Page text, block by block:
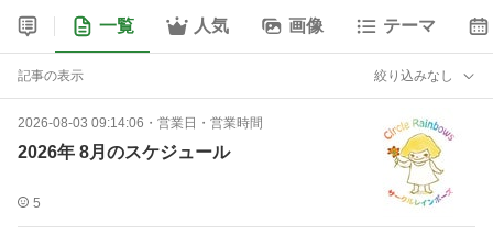
一覧 人気 画像 テーマ
記事の表示 絞り込みなし
2026-08-03 09:14:06 ・ 営業日・営業時間
2026年 8月のスケジュール
5